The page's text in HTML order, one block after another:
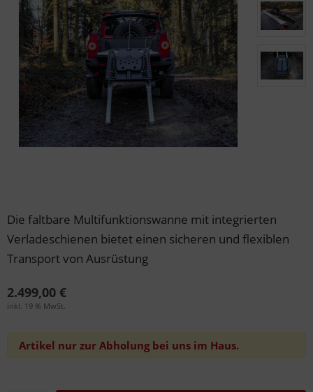
Die faltbare Multifunktionswanne mit integrierten
Verladeschienen bietet einen sicheren und flexiblen
Transport von Ausrüstung
2.499,00 €
inkl. 19 % MwSt.
Artikel nur zur Abholung bei uns im Haus.
& Reifen
& Reifen
& Reifen
& Reifen
& Reifen